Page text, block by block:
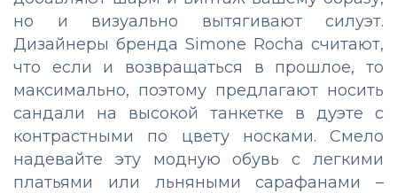
но и визуально вытягивают силуэт.
Дизайнеры бренда Simone Rocha считают,
что если и возвращаться в прошлое, то
максимально, поэтому предлагают носить
сандали на высокой танкетке в дуэте с
контрастными по цвету носками. Смело
надевайте эту модную обувь с легкими
платьями или льняными сарафанами –